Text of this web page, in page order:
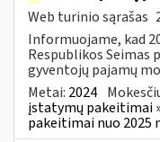
Web turinio sąrašas
Informuojame, kad
Respublikos Seimas
gyventojų pajamų
Metai: 2024
įstatymų pakeitimai
pakeitimai nuo 2025